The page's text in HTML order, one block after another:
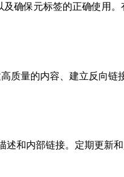
确保元标签的正确使用
质量的内容、建立反向
和内部链接。定期更新